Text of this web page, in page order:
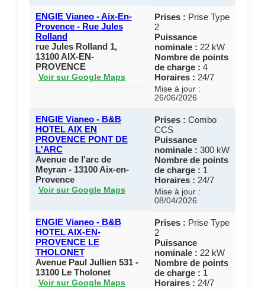
ENGIE Vianeo - Aix-En-
Provence - Rue Jules
Rolland
rue Jules Rolland 1,
13100 AIX-EN-
PROVENCE
Voir sur Google Maps
Prises : Prise Type
2
Puissance
nominale : 22 kW
Nombre de points
de charge : 4
Horaires : 24/7
Mise à jour :
26/06/2026
ENGIE Vianeo - B&B
HOTEL AIX EN
PROVENCE PONT DE
L'ARC
Avenue de l'arc de
Meyran - 13100 Aix-en-
Provence
Voir sur Google Maps
Prises : Combo
CCS
Puissance
nominale : 300 kW
Nombre de points
de charge : 1
Horaires : 24/7
Mise à jour :
08/04/2026
ENGIE Vianeo - B&B
HOTEL AIX-EN-
PROVENCE LE
THOLONET
Avenue Paul Jullien 531 -
13100 Le Tholonet
Voir sur Google Maps
Prises : Prise Type
2
Puissance
nominale : 22 kW
Nombre de points
de charge : 1
Horaires : 24/7